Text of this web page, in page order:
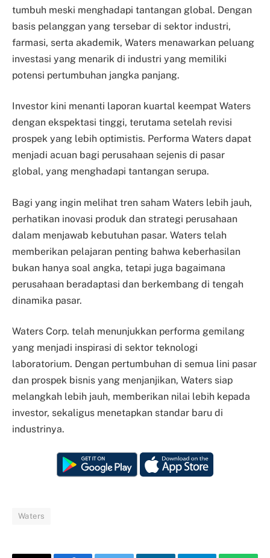
tumbuh meski menghadapi tantangan global. Dengan
basis pelanggan yang tersebar di sektor industri,
farmasi, serta akademik, Waters menawarkan peluang
investasi yang menarik di industri yang memiliki
potensi pertumbuhan jangka panjang.
Investor kini menanti laporan kuartal keempat Waters
dengan ekspektasi tinggi, terutama setelah revisi
prospek yang lebih optimistis. Performa Waters dapat
menjadi acuan bagi perusahaan sejenis di pasar
global, yang menghadapi tantangan serupa.
Bagi yang ingin melihat tren saham Waters lebih jauh,
perhatikan inovasi produk dan strategi perusahaan
dalam menjawab kebutuhan pasar. Waters telah
memberikan pelajaran penting bahwa keberhasilan
bukan hanya soal angka, tetapi juga bagaimana
perusahaan beradaptasi dan berkembang di tengah
dinamika pasar.
Waters Corp. telah menunjukkan performa gemilang
yang menjadi inspirasi di sektor teknologi
laboratorium. Dengan pertumbuhan di semua lini pasar
dan prospek bisnis yang menjanjikan, Waters siap
melangkah lebih jauh, memberikan nilai lebih kepada
investor, sekaligus menetapkan standar baru di
industrinya.
Waters